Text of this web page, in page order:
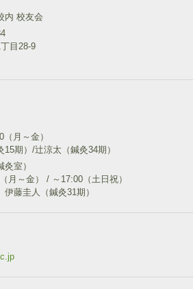
内 校友会
目28-9
月～金）
15期）/辻涼太（鍼灸34期）
灸室）
月～金） / ～17:00（土日祝）
藤圭人（鍼灸31期）